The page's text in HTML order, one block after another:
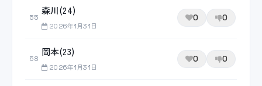
55
森川(24)
2026年1月31日
0 0
58
岡本(23)
2026年1月31日
0 0